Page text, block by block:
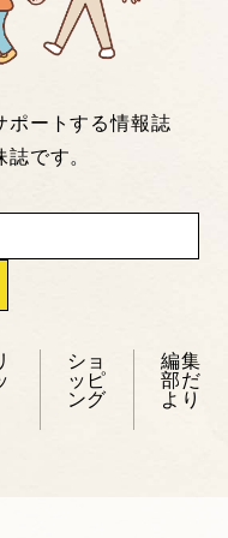
ポートする情報誌
誌です。
ショ
ッピ
ング
編集
部だ
より